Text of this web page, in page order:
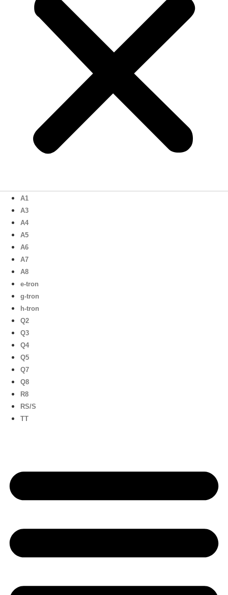
A1
A3
A4
A5
A6
A7
A8
e-tron
g-tron
h-tron
Q2
Q3
Q4
Q5
Q7
Q8
R8
RS/S
TT